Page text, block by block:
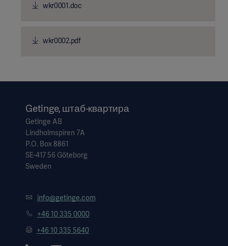
wkr0001.doc
wkr0002.pdf
Getinge, штаб-квартира
Getinge AB
Lindholmspiren 7A
P.O. Box 8861
SE-417 56 Göteborg
Sweden
info@getinge.com
+46 10 335 0000
+46 10 335 5640